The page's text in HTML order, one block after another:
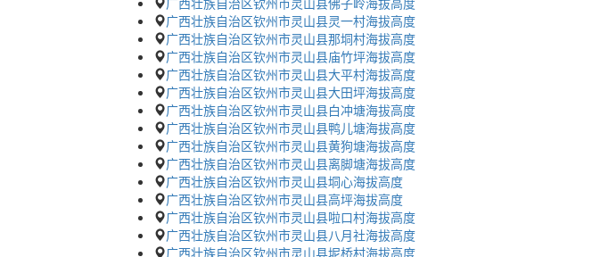
广西壮族自治区钦州市灵山县灵一村海拔高度
广西壮族自治区钦州市灵山县那垌村海拔高度
广西壮族自治区钦州市灵山县庙竹坪海拔高度
广西壮族自治区钦州市灵山县大平村海拔高度
广西壮族自治区钦州市灵山县大田坪海拔高度
广西壮族自治区钦州市灵山县白冲塘海拔高度
广西壮族自治区钦州市灵山县鸭儿塘海拔高度
广西壮族自治区钦州市灵山县黄狗塘海拔高度
广西壮族自治区钦州市灵山县离脚塘海拔高度
广西壮族自治区钦州市灵山县垌心海拔高度
广西壮族自治区钦州市灵山县高坪海拔高度
广西壮族自治区钦州市灵山县啦口村海拔高度
广西壮族自治区钦州市灵山县八月社海拔高度
广西壮族自治区钦州市灵山县坭桥村海拔高度